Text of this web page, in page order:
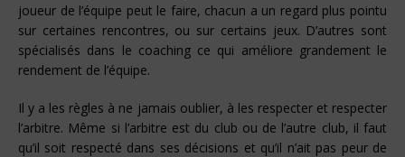
joueur de l’équipe peut le faire, chacun a un regard plus pointu
sur certaines rencontres, ou sur certains jeux. D’autres sont
spécialisés dans le coaching ce qui améliore grandement le
rendement de l’équipe.
Il y a les règles à ne jamais oublier, à les respecter et respecter
l’arbitre. Même si l’arbitre est du club ou de l’autre club, il faut
qu’il soit respecté dans ses décisions et qu’il n’ait pas peur de